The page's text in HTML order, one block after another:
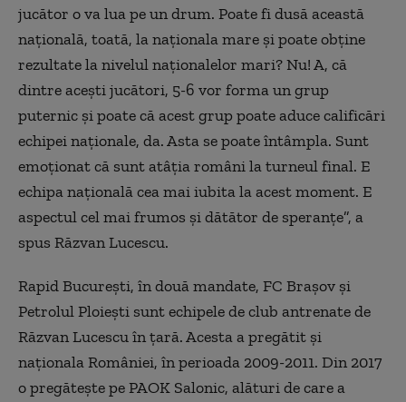
jucător o va lua pe un drum. Poate fi dusă această
naţională, toată, la naţionala mare şi poate obţine
rezultate la nivelul naţionalelor mari? Nu! A, că
dintre aceşti jucători, 5-6 vor forma un grup
puternic şi poate că acest grup poate aduce calificări
echipei naţionale, da. Asta se poate întâmpla. Sunt
emoţionat că sunt atâţia români la turneul final. E
echipa naţională cea mai iubita la acest moment. E
aspectul cel mai frumos şi dătător de speranţe”, a
spus Răzvan Lucescu.
Rapid Bucureşti, în două mandate, FC Braşov şi
Petrolul Ploieşti sunt echipele de club antrenate de
Răzvan Lucescu în ţară. Acesta a pregătit şi
naţionala României, în perioada 2009-2011. Din 2017
o pregăteşte pe PAOK Salonic, alături de care a